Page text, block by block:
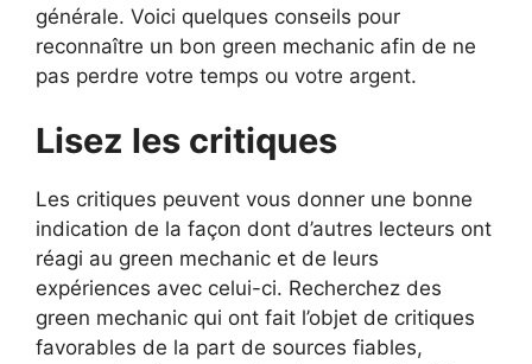
générale. Voici quelques conseils pour
reconnaître un bon green mechanic afin de ne
pas perdre votre temps ou votre argent.
Lisez les critiques
Les critiques peuvent vous donner une bonne
indication de la façon dont d’autres lecteurs ont
réagi au green mechanic et de leurs
expériences avec celui-ci. Recherchez des
green mechanic qui ont fait l’objet de critiques
favorables de la part de sources fiables,